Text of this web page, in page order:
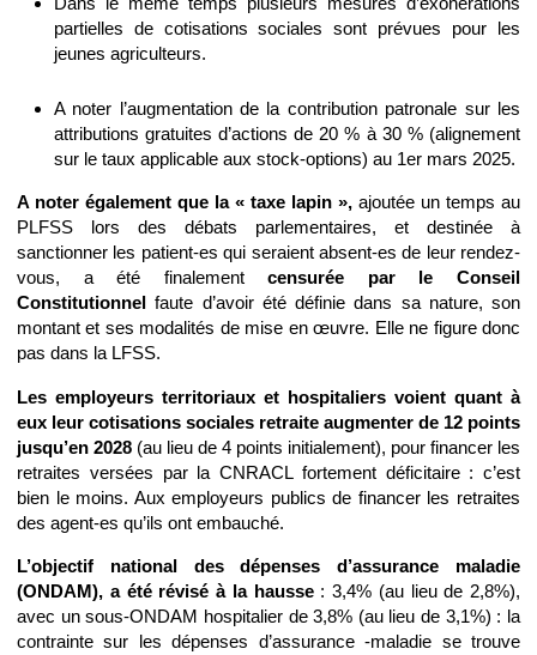
partielles de cotisations sociales sont prévues pour les
jeunes agriculteurs.
A noter l’augmentation de la contribution patronale sur les
attributions gratuites d’actions de 20 % à 30 % (alignement
sur le taux applicable aux stock-options) au 1er mars 2025.
A noter également que la « taxe lapin », ajoutée un temps au
PLFSS lors des débats parlementaires, et destinée à
sanctionner les patient-es qui seraient absent-es de leur rendez-
vous, a été finalementcensurée par le Conseil
Constitutionnel faute d’avoir été définie dans sa nature, son
montant et ses modalités de mise en œuvre. Elle ne figure donc
pas dans la LFSS.
Les employeurs territoriaux et hospitaliers voient quant à
eux leur cotisations sociales retraite augmenter de 12 points
jusqu’en 2028 (au lieu de 4 points initialement), pour financer les
retraites versées par la CNRACL fortement déficitaire : c’est
bien le moins. Aux employeurs publics de financer les retraites
des agent-es qu’ils ont embauché.
L’objectif national des dépenses d’assurance maladie
(ONDAM), a été révisé à la hausse: 3,4% (au lieu de 2,8%),
avec un sous-ONDAM hospitalier de 3,8% (au lieu de 3,1%) : la
contrainte sur les dépenses d’assurance -maladie se trouve